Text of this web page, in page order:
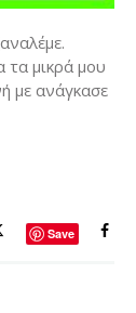
τα μικρά μου
με ανάγκασε
Save